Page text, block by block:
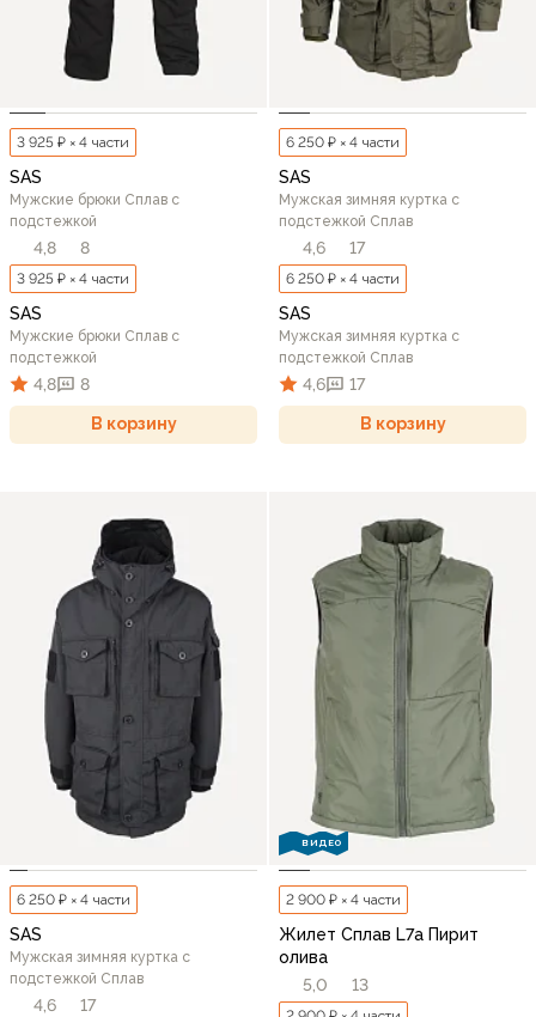
3 925 ₽ × 4 части
SAS
Мужские брюки Сплав с
подстежкой
4,8 8
3 925 ₽ × 4 части
SAS
Мужские брюки Сплав с
подстежкой
4,8 8
В корзину
6 250 ₽ × 4 части
SAS
Мужская зимняя куртка с
подстежкой Сплав
4,6 17
6 250 ₽ × 4 части
SAS
Мужская зимняя куртка с
подстежкой Сплав
4,6 17
В корзину
6 250 ₽ × 4 части
SAS
Мужская зимняя куртка с
подстежкой Сплав
4,6 17
ВИДЕО
2 900 ₽ × 4 части
Жилет Сплав L7a Пирит
олива
5,0
13